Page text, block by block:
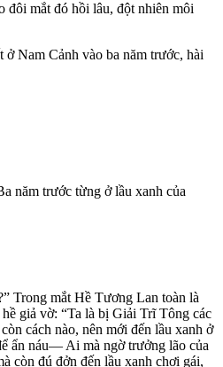
đôi mắt đó hồi lâu, đột nhiên môi
ở Nam Cảnh vào ba năm trước, hài
năm trước từng ở lầu xanh của
Trong mắt Hề Tương Lan toàn là
giả vờ: “Ta là bị Giải Trĩ Tông các
cách nào, nên mới đến lầu xanh ở
ẩn náu— Ai mà ngờ trưởng lão của
còn đú đởn đến lầu xanh chơi gái,